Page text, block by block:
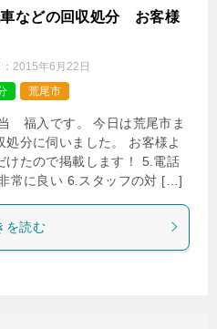
などの回収処分 お客様
2015年6月22日
荒尾市
福入です。 今日は荒尾市ま
分に伺いました。 お客様よ
けたので掲載します！ 5.電話
常に良い 6.スタッフの対 […]
を読む